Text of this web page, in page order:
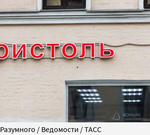
/ Ведомости / ТАСС